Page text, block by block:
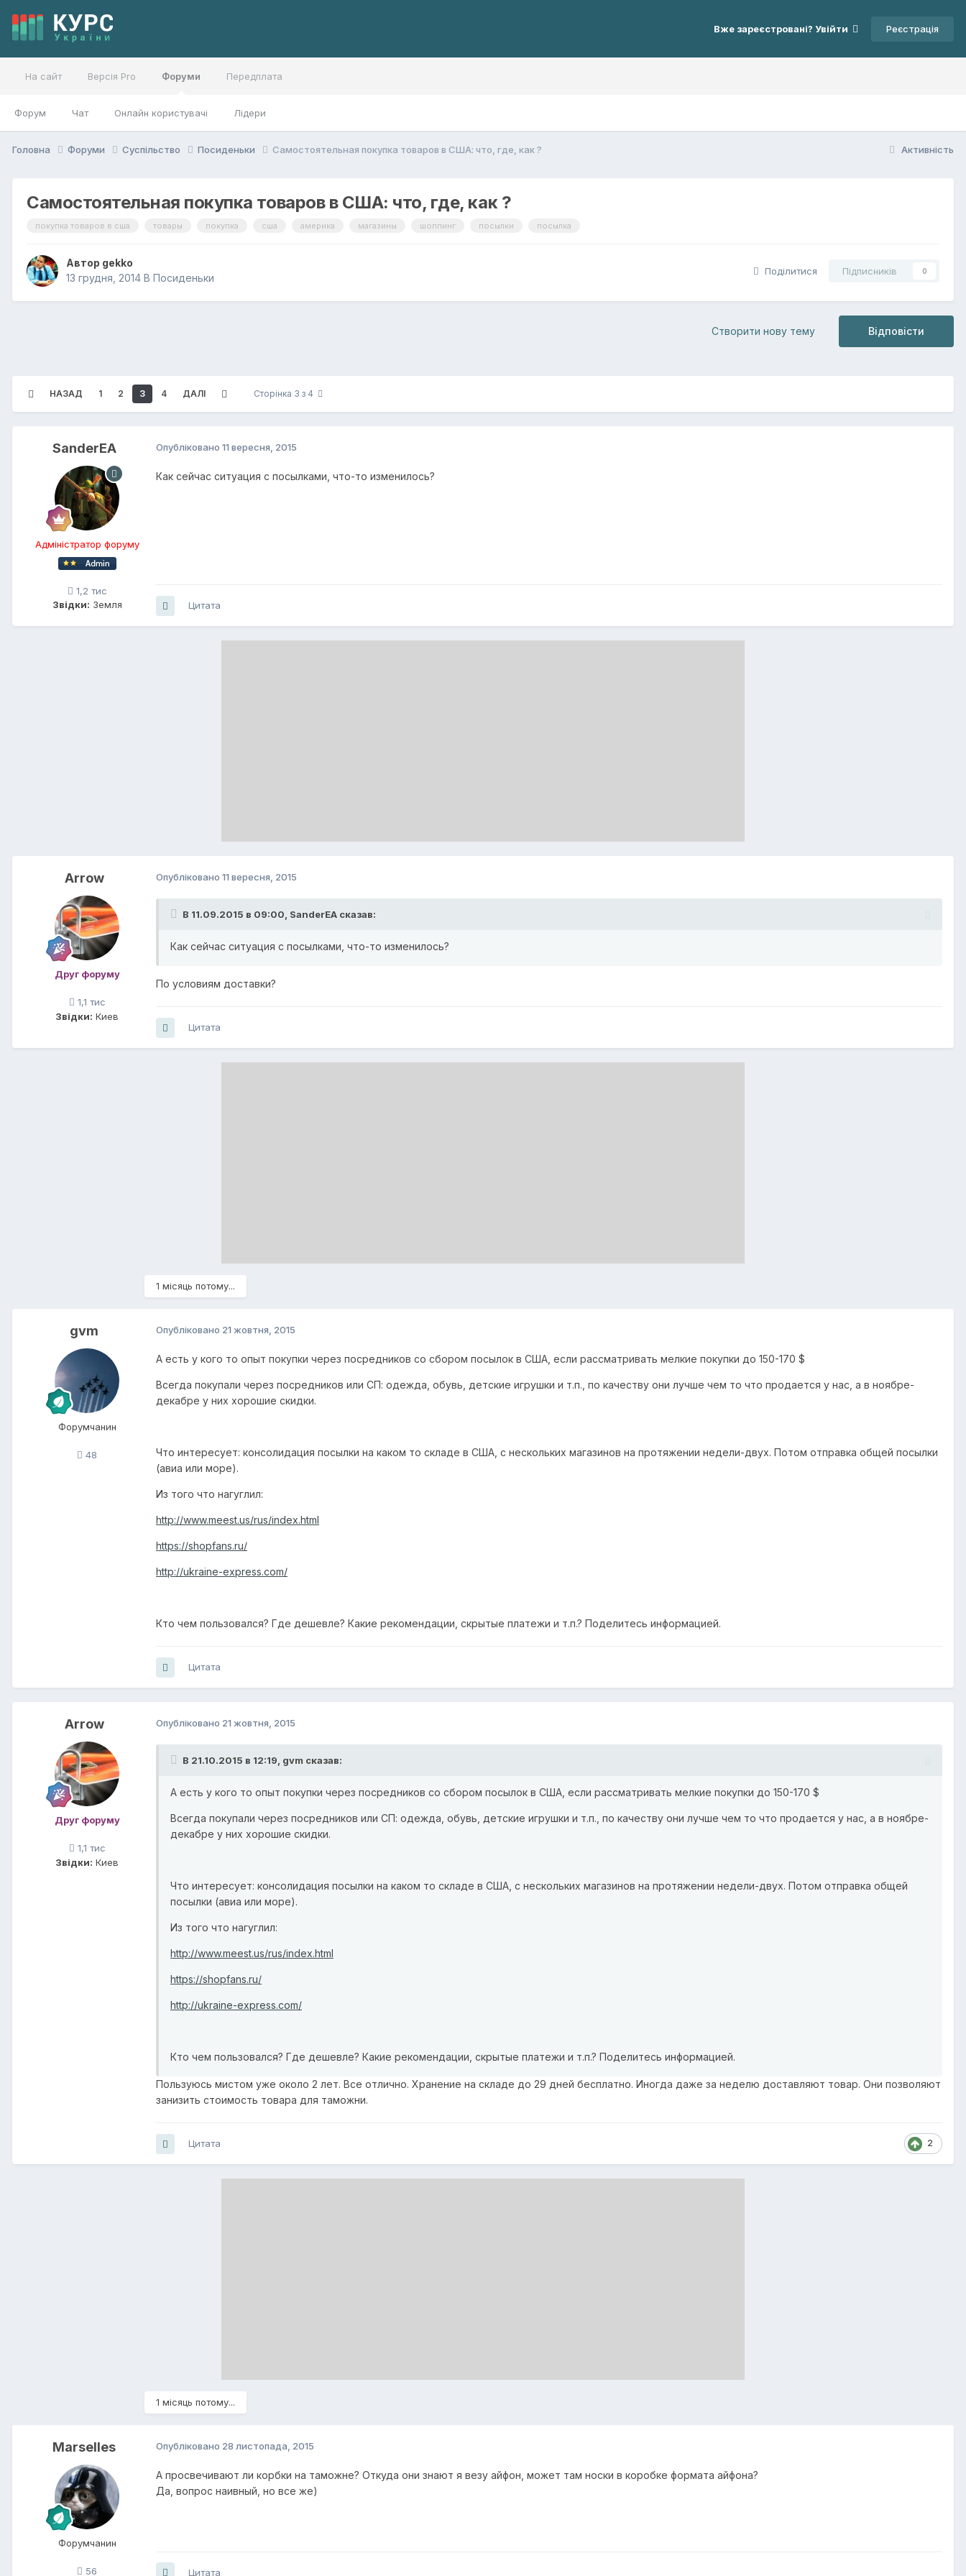
Вже зареєстровані? Увійти Реєстрація
На сайт Версія Pro Форуми
Форум Чат Онлайн користувачі Лідери
Передплата
Активність
Головна Форуми Суспільство Посиденьки Самостоятельная покупка товаров в США: что, где, как ?
Самостоятельная покупка товаров в США: что, где, как ?
покупка товаров в сша товары покупка сша америка магазины шоппинг посылки посылка
Автор gekko
13 грудня, 2014 В Посиденьки
Поділитися Підписників 0
Відповісти
Створити нову тему
НАЗАД 1 2 3 4 ДАЛІ Сторінка 3 з 4
SanderEA
Адміністратор форуму
1,2 тис
Звідки: Земля
Опубліковано 11 вересня, 2015
Как сейчас ситуация с посылками, что-то изменилось?
Цитата
Arrow
Друг форуму
1,1 тис
Звідки: Киев
Опубліковано 11 вересня, 2015
В 11.09.2015 в 09:00, SanderEA сказав:
Как сейчас ситуация с посылками, что-то изменилось?
По условиям доставки?
Цитата
1 місяць потому...
gvm
Форумчанин
48
Опубліковано 21 жовтня, 2015
А есть у кого то опыт покупки через посредников со сбором посылок в США, если рассматривать мелкие покупки до 150-170 $
Всегда покупали через посредников или СП: одежда, обувь, детские игрушки и т.п., по качеству они лучше чем то что продается у нас, а в ноябре-
декабре у них хорошие скидки.
Что интересует: консолидация посылки на каком то складе в США, с нескольких магазинов на протяжении недели-двух. Потом отправка общей посылки
(авиа или море).
Из того что нагуглил:
http://www.meest.us/rus/index.html
https://shopfans.ru/
http://ukraine-express.com/
Кто чем пользовался? Где дешевле? Какие рекомендации, скрытые платежи и т.п.? Поделитесь информацией.
Цитата
Arrow
Друг форуму
1,1 тис
Звідки: Киев
Опубліковано 21 жовтня, 2015
В 21.10.2015 в 12:19, gvm сказав:
А есть у кого то опыт покупки через посредников со сбором посылок в США, если рассматривать мелкие покупки до 150-170 $
Всегда покупали через посредников или СП: одежда, обувь, детские игрушки и т.п., по качеству они лучше чем то что продается у нас, а в ноябре-
декабре у них хорошие скидки.
Что интересует: консолидация посылки на каком то складе в США, с нескольких магазинов на протяжении недели-двух. Потом отправка общей
посылки (авиа или море).
Из того что нагуглил:
http://www.meest.us/rus/index.html
https://shopfans.ru/
http://ukraine-express.com/
Кто чем пользовался? Где дешевле? Какие рекомендации, скрытые платежи и т.п.? Поделитесь информацией.
Пользуюсь мистом уже около 2 лет. Все отлично. Хранение на складе до 29 дней бесплатно. Иногда даже за неделю доставляют товар. Они позволяют
занизить стоимость товара для таможни.
2
Цитата
1 місяць потому...
Marselles
Форумчанин
56
Опубліковано 28 листопада, 2015
А просвечивают ли корбки на таможне? Откуда они знают я везу айфон, может там носки в коробке формата айфона?
Да, вопрос наивный, но все же)
Цитата